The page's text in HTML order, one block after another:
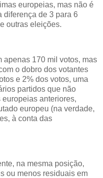
europeias, mas não é
diferença de 3 para 6
outras eleições.
apenas 170 mil votos, mas
o dobro dos votantes
e 2% dos votos, uma
partidos que não
anteriores,
europeu (na verdade,
à conta das
na mesma posição,
ou menos residuais em